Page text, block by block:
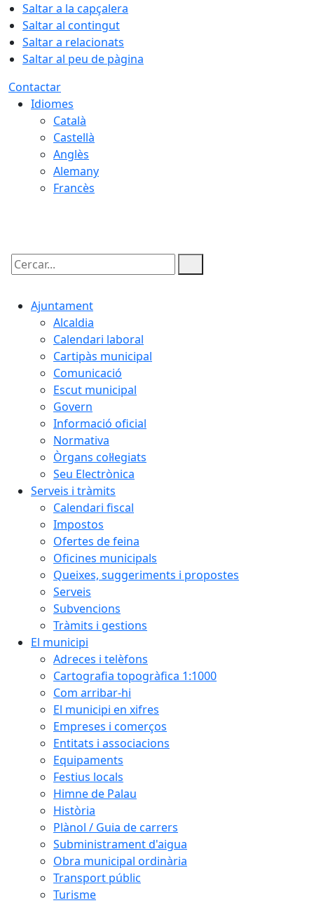
Saltar a la capçalera
Saltar al contingut
Saltar a relacionats
Saltar al peu de pàgina
Contactar
Idiomes
Català
Castellà
Anglès
Alemany
Francès
Cercar:
Ajuntament
Alcaldia
Calendari laboral
Cartipàs municipal
Comunicació
Escut municipal
Govern
Informació oficial
Normativa
Òrgans col·legiats
Seu Electrònica
Serveis i tràmits
Calendari fiscal
Impostos
Ofertes de feina
Oficines municipals
Queixes, suggeriments i propostes
Serveis
Subvencions
Tràmits i gestions
El municipi
Adreces i telèfons
Cartografia topogràfica 1:1000
Com arribar-hi
El municipi en xifres
Empreses i comerços
Entitats i associacions
Equipaments
Festius locals
Himne de Palau
Història
Plànol / Guia de carrers
Subministrament d'aigua
Obra municipal ordinària
Transport públic
Turisme